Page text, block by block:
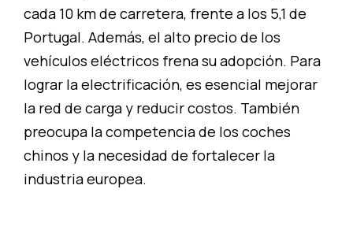
cada 10 km de carretera, frente a los 5,1 de
Portugal. Además, el alto precio de los
vehículos eléctricos frena su adopción. Para
lograr la electrificación, es esencial mejorar
la red de carga y reducir costos. También
preocupa la competencia de los coches
chinos y la necesidad de fortalecer la
industria europea.